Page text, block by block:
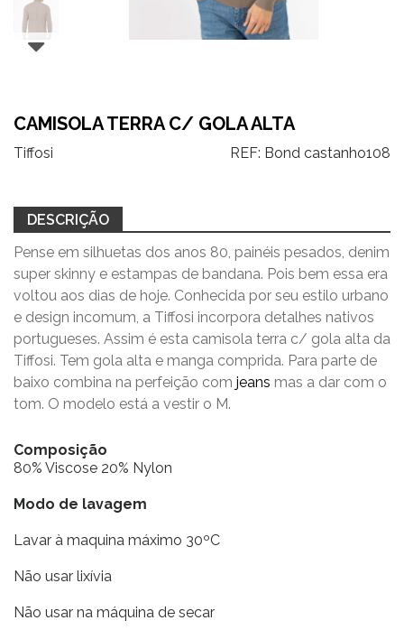
CAMISOLA TERRA C/ GOLA ALTA
Tiffosi REF: Bond castanho108
DESCRIÇÃO
Pense em silhuetas dos anos 80, painéis pesados, denim
super skinny e estampas de bandana. Pois bem essa era
voltou aos dias de hoje. Conhecida por seu estilo urbano
e design incomum, a Tiffosi incorpora detalhes nativos
portugueses. Assim é esta camisola terra c/ gola alta da
Tiffosi. Tem gola alta e manga comprida. Para parte de
baixo combina na perfeição com jeans mas a dar com o
tom. O modelo está a vestir o M.
Composição
80% Viscose 20% Nylon
Modo de lavagem
Lavar à maquina máximo 30ºC
Não usar lixívia
Não usar na máquina de secar